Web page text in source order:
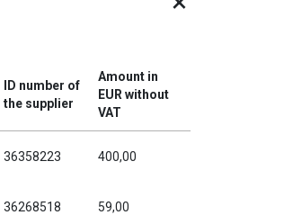
ID number of
the supplier
Amount in
EUR without
VAT
36358223 400,00
36268518 59,00